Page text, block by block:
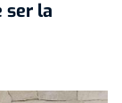
ser la